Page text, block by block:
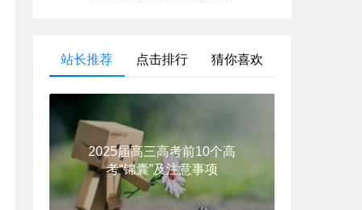
站长推荐 点击排行 猜你喜欢
2025届高三高考前10个高
考“锦囊”及注意事项